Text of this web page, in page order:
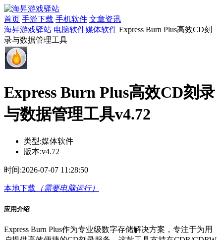
首页 手游下载 手机软件 文章资讯
海昇游戏驿站 电脑软件媒体软件 Express Burn Plus高效CD刻
录与数据管理工具
Express Burn Plus高效CD刻录
与数据管理工具v4.72
类型:媒体软件
版本:v4.72
时间:2026-07-07 11:28:50
本地下载 （需要电脑运行）
应用介绍
Express Burn Plus作为专业级数字存储解决方案，专注于为用